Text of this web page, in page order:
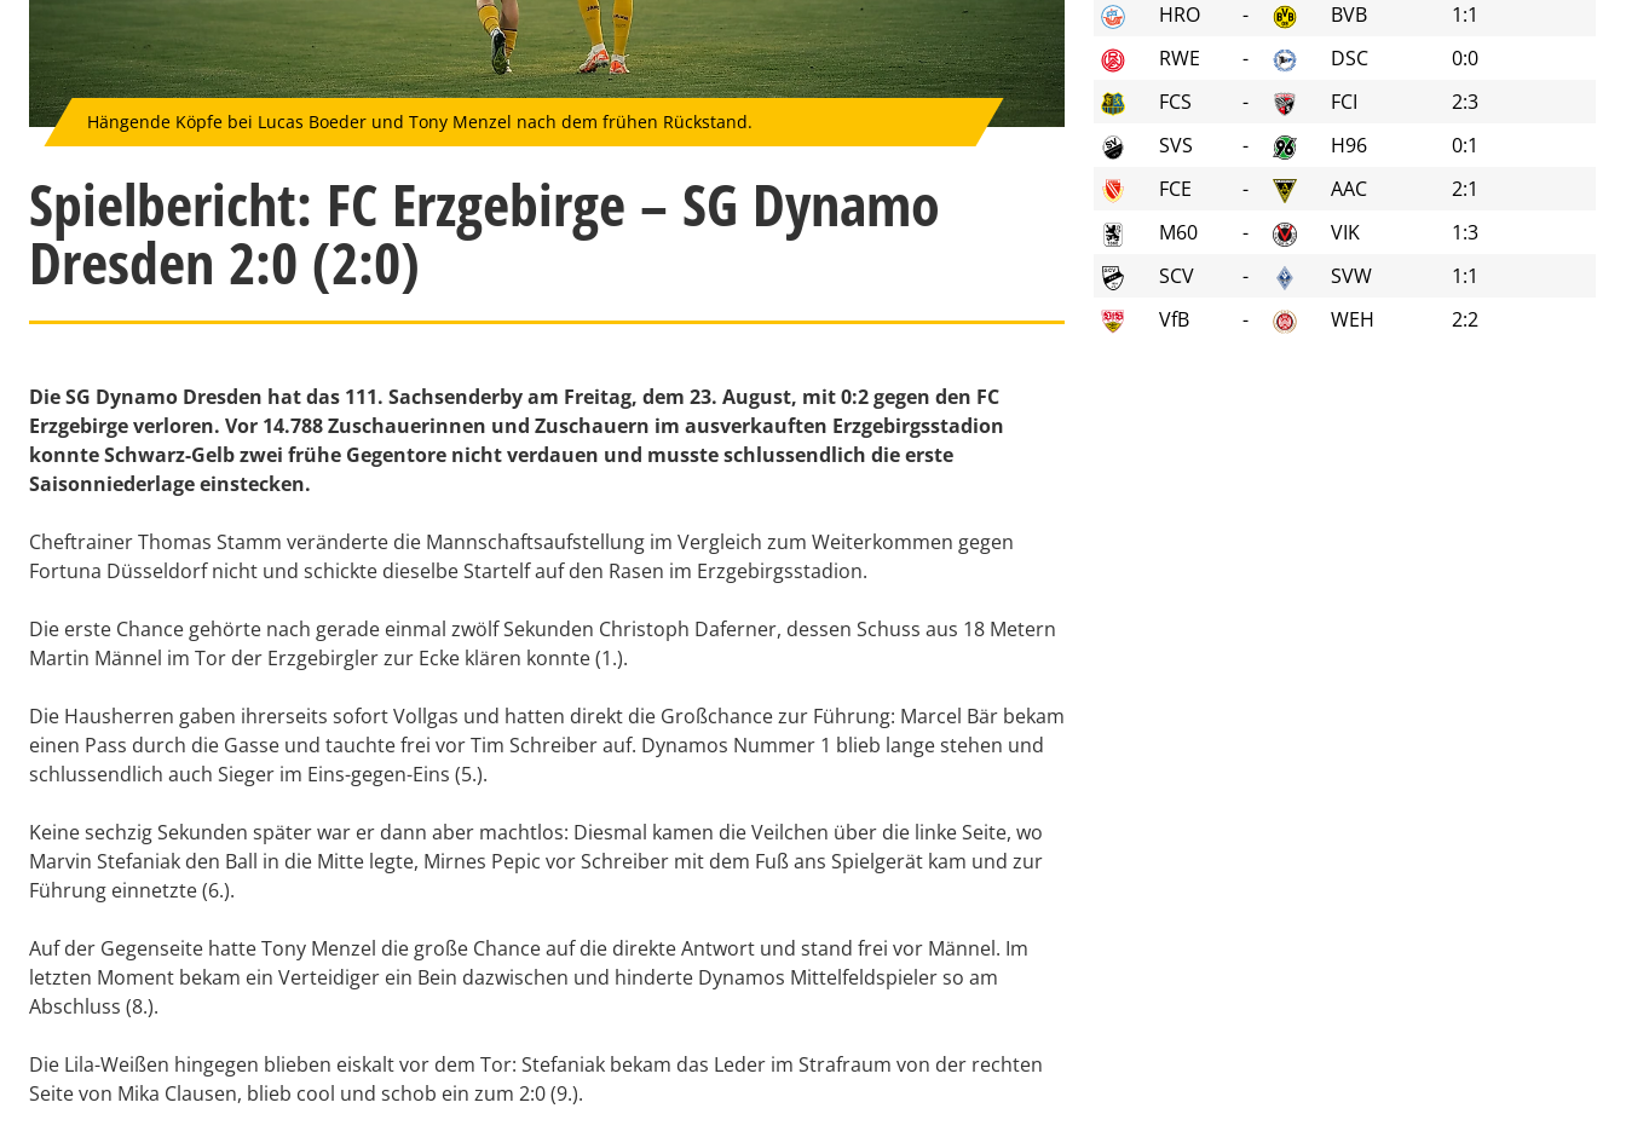
Hängende Köpfe bei Lucas Boeder und Tony Menzel nach dem frühen Rückstand.
Spielbericht: FC Erzgebirge – SG Dynamo
Dresden 2:0 (2:0)
Die SG Dynamo Dresden hat das 111. Sachsenderby am Freitag, dem 23. August, mit 0:2 gegen den FC
Erzgebirge verloren. Vor 14.788 Zuschauerinnen und Zuschauern im ausverkauften Erzgebirgsstadion
konnte Schwarz-Gelb zwei frühe Gegentore nicht verdauen und musste schlussendlich die erste
Saisonniederlage einstecken.
Cheftrainer Thomas Stamm veränderte die Mannschaftsaufstellung im Vergleich zum Weiterkommen gegen
Fortuna Düsseldorf nicht und schickte dieselbe Startelf auf den Rasen im Erzgebirgsstadion.
Die erste Chance gehörte nach gerade einmal zwölf Sekunden Christoph Daferner, dessen Schuss aus 18 Metern
Martin Männel im Tor der Erzgebirgler zur Ecke klären konnte (1.).
Die Hausherren gaben ihrerseits sofort Vollgas und hatten direkt die Großchance zur Führung: Marcel Bär bekam
einen Pass durch die Gasse und tauchte frei vor Tim Schreiber auf. Dynamos Nummer 1 blieb lange stehen und
schlussendlich auch Sieger im Eins-gegen-Eins (5.).
Keine sechzig Sekunden später war er dann aber machtlos: Diesmal kamen die Veilchen über die linke Seite, wo
Marvin Stefaniak den Ball in die Mitte legte, Mirnes Pepic vor Schreiber mit dem Fuß ans Spielgerät kam und zur
Führung einnetzte (6.).
Auf der Gegenseite hatte Tony Menzel die große Chance auf die direkte Antwort und stand frei vor Männel. Im
letzten Moment bekam ein Verteidiger ein Bein dazwischen und hinderte Dynamos Mittelfeldspieler so am
Abschluss (8.).
Die Lila-Weißen hingegen blieben eiskalt vor dem Tor: Stefaniak bekam das Leder im Strafraum von der rechten
Seite von Mika Clausen, blieb cool und schob ein zum 2:0 (9.).
HRO
- BVB
1:1
RWE
- DSC
0:0
FCS
- FCI
2:3
SVS
- H96
0:1
FCE
- AAC
2:1
M60
- VIK
1:3
SCV
- SVW
1:1
VfB
- WEH 2:2